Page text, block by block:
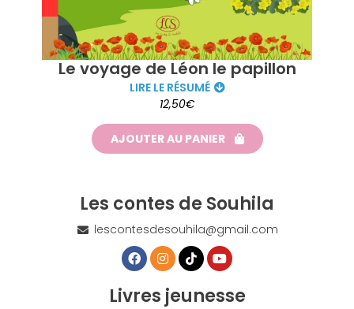
Le voyage de Léon le papillon
LIRE LE RÉSUMÉ
12,50€
AJOUTER AU PANIER
Les contes de Souhila
lescontesdesouhila@gmail.com
Livres jeunesse